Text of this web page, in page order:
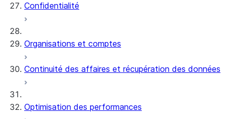
Confidentialité
Organisations et comptes
Continuité des affaires et récupération des données
Optimisation des performances